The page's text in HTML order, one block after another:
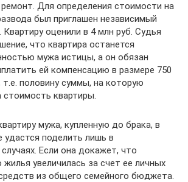
Для определения стоимости на
был приглашен независимый
оценили в 4 млн руб. Судья
что квартира останется
мужа истицы, а он обязан
ей компенсацию в размере 750
т.е. половину суммы, на которую
стоимость квартиры.
мужа, купленную до брака, в
удастся поделить лишь в
Если она докажет, что
увеличилась за счет ее личных
из общего семейного бюджета.